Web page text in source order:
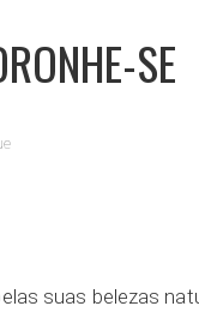
SE
suas belezas